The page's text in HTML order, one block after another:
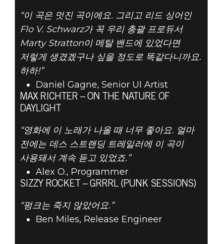
“이 곡은 멋진 곡이에요. 그리고 리드 싱어인
Flo V. Schwarz가 꼭 우리 총괄 프로듀서
Marty Stratton이 메탈 밴드에 있었다면
저렇게 생겼겠구나 싶을 정도로 똑같다니까요.
하하!”
Daniel Gagne, Senior UI Artist
MAX RICHTER – ON THE NATURE OF
DAYLIGHT
“영화에 이 노래가 나올 때 너무 좋아요. 얼마
전에는 데스 스트랜딩 트레일러에 이 곡이
사용돼서 계속 듣고 있었죠.”
Alex O., Programmer
SIZZY ROCKET – GRRRL (PUNK SESSIONS)
“펑크는 죽지 않았어요.”
Ben Miles, Release Engineer